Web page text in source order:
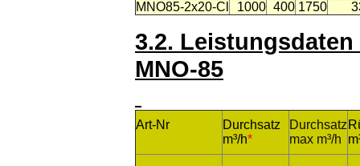
MNO85-2x20-Cl
1000 400 1750
3.2. Leistungsdaten
MNO-85
Art-Nr
Durchsatz
m³/h*
Durchsatz
max m³/h